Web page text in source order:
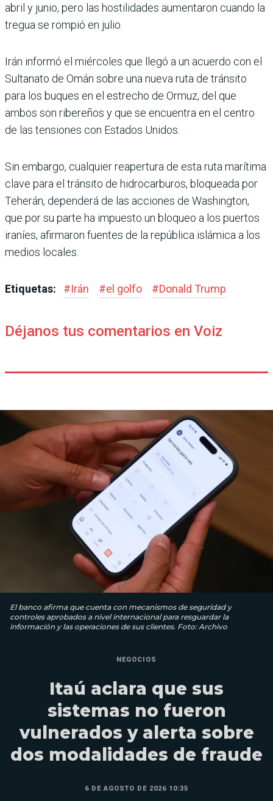
abril y junio, pero las hostilidades aumentaron cuando la
tregua se rompió en julio.
Irán informó el miércoles que llegó a un acuerdo con el
Sul­tanato de Omán sobre una nueva ruta de tránsito
para los buques en el estrecho de Ormuz, del que
ambos son ribereños y que se encuentra en el centro
de las tensiones con Estados Unidos.
Sin embargo, cualquier rea­pertura de esta ruta marí­tima
clave para el tránsito de hidrocarburos, bloqueada por
Teherán, dependerá de las acciones de Washington,
que por su parte ha impuesto un bloqueo a los puertos
ira­níes, afirmaron fuentes de la república islámica a los
medios locales.
Etiquetas: #Irán #el golfo #Donald Trump
Déjanos tus comentarios en Voiz
El banco afirma que cuenta con mecanismos de seguridad y
controles aprobados a nivel internacional para resguardar la
información y las operaciones de sus clientes. Foto: Archivo
NEGOCIOS
Itaú aclara que sus
sistemas no fueron
vulnerados y alerta sobre
dos modalidades de fraude
6 DE AGOSTO DE 2026 10:35